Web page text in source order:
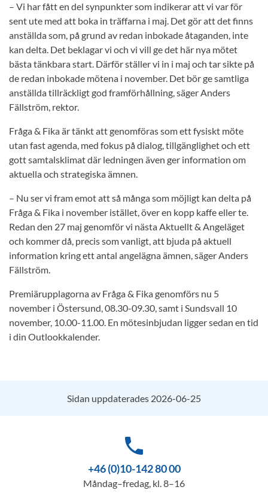
– Vi har fått en del synpunkter som indikerar att vi var för
sent ute med att boka in träffarna i maj. Det gör att det finns
anställda som, på grund av redan inbokade åtaganden, inte
kan delta. Det beklagar vi och vi vill ge det här nya mötet
bästa tänkbara start. Därför ställer vi in i maj och tar sikte på
de redan inbokade mötena i november. Det bör ge samtliga
anställda tillräckligt god framförhållning, säger Anders
Fällström, rektor.
Fråga & Fika är tänkt att genomföras som ett fysiskt möte
utan fast agenda, med fokus på dialog, tillgänglighet och ett
gott samtalsklimat där ledningen även ger information om
aktuella och strategiska ämnen.
– Nu ser vi fram emot att så många som möjligt kan delta på
Fråga & Fika i november istället, över en kopp kaffe eller te.
Redan den 27 maj genomför vi nästa Aktuellt & Angeläget
och kommer då, precis som vanligt, att bjuda på aktuell
information kring ett antal angelägna ämnen, säger Anders
Fällström.
Premiärupplagorna av Fråga & Fika genomförs nu 5
november i Östersund, 08.30-09.30, samt i Sundsvall 10
november, 10.00-11.00. En mötesinbjudan ligger sedan en tid
i din Outlookkalender.
Sidan uppdaterades 2026-06-25
phone
+46 (0)10-142 80 00
Måndag–fredag, kl. 8–16